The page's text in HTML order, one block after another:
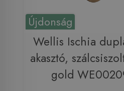
Újdonság
Wellis Ischia
akasztó,
gold